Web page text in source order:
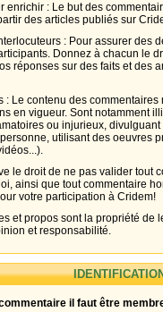
enrichir : Le but des
des articles publiés sur
: Pour assurer des
Donnez à chacun le
réponses sur des faits et des
: Le contenu des
en vigueur. Sont notamment
ou injurieux,
utilisant des oeuvres
le droit de ne pas valider tout
ainsi que tout commentaire
votre participation à Cridem!
et propos sont la propriété de
et responsabilité.
il faut être